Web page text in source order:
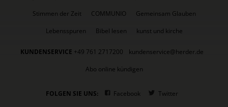
Stimmen der Zeit
COMMUNIO
Gemeinsam Glauben
Lebensspuren
Bibel lesen kunst und kirche
KUNDENSERVICE +49 761 2717200
kundenservice@herder.de
Abo online kündigen
FOLGEN SIE UNS: Facebook Twitter